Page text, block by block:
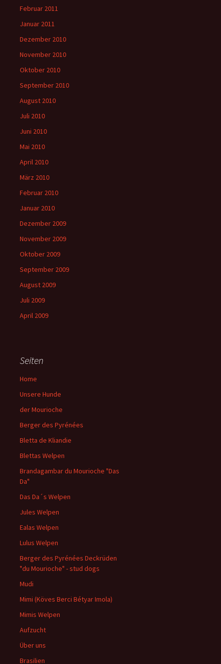
Februar 2011
Januar 2011
Dezember 2010
November 2010
Oktober 2010
September 2010
August 2010
Juli 2010
Juni 2010
Mai 2010
April 2010
März 2010
Februar 2010
Januar 2010
Dezember 2009
November 2009
Oktober 2009
September 2009
August 2009
Juli 2009
April 2009
Seiten
Home
Unsere Hunde
der Mourioche
Berger des Pyrénées
Bletta de Kliandie
Blettas Welpen
Brandagambar du Mourioche "Das
Da"
Das Da´s Welpen
Jules Welpen
Ealas Welpen
Lulus Welpen
Berger des Pyrénées Deckrüden
"du Mourioche" - stud dogs
Mudi
Mimi (Köves Berci Bétyar Imola)
Mimis Welpen
Aufzucht
Über uns
Brasilien